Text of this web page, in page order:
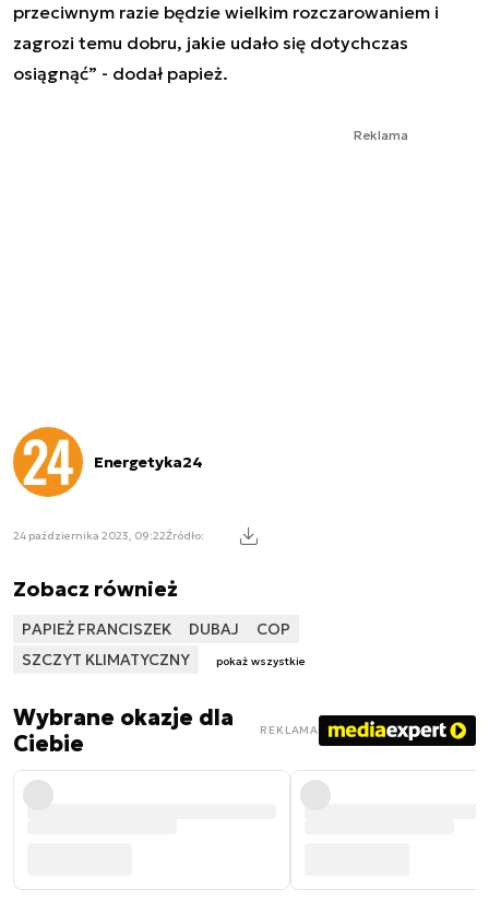
przeciwnym razie będzie wielkim rozczarowaniem i
zagrozi temu dobru, jakie udało się dotychczas
osiągnąć” - dodał papież.
Reklama
Energetyka24
24 października 2023, 09:22Źródło:
Zobacz również
PAPIEŻ FRANCISZEK DUBAJ
COP
SZCZYT KLIMATYCZNY
pokaż wszystkie
Wybrane okazje dla
Ciebie
REKLAMA